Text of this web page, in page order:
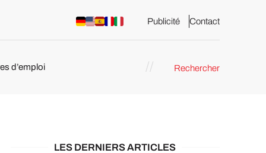
Publicité Contact
d’emploi Rechercher
LES DERNIERS ARTICLES